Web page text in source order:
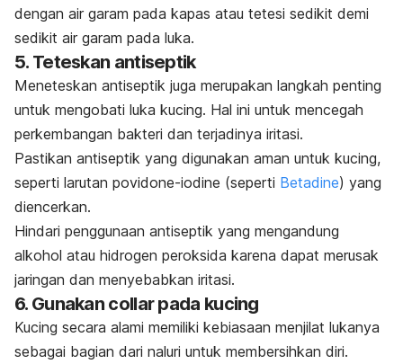
dengan air garam pada kapas atau tetesi sedikit demi
sedikit air garam pada luka.
5. Teteskan antiseptik
Meneteskan antiseptik juga merupakan langkah penting
untuk mengobati luka kucing. Hal ini untuk mencegah
perkembangan bakteri dan terjadinya iritasi.
Pastikan antiseptik yang digunakan aman untuk kucing,
seperti larutan povidone-iodine (seperti Betadine) yang
diencerkan.
Hindari penggunaan antiseptik yang mengandung
alkohol atau hidrogen peroksida karena dapat merusak
jaringan dan menyebabkan iritasi.
6. Gunakan collarpada kucing
Kucing secara alami memiliki kebiasaan menjilat lukanya
sebagai bagian dari naluri untuk membersihkan diri.